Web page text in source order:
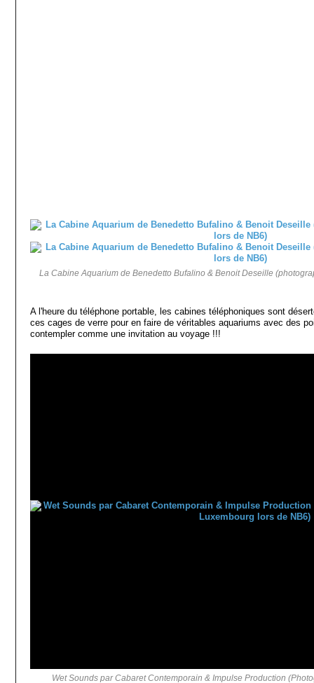
La Cabine Aquarium de Benedetto Bufalino & Benoit Deseille
A l'heure du téléphone portable, les cabines téléphoniques sont
ces cages de verre pour en faire de véritables aquariums avec des
contempler comme une invitation au voyage !!!
Wet Sounds par Cabaret Contemporain & Impulse Production